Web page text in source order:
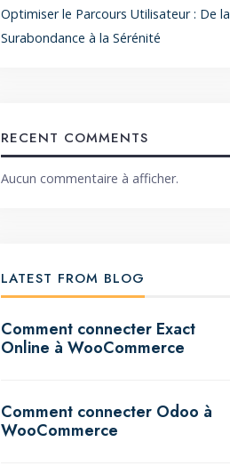
Optimiser le Parcours Utilisateur : De la
Surabondance à la Sérénité
RECENT COMMENTS
Aucun commentaire à afficher.
LATEST FROM BLOG
Comment connecter Exact
Online à WooCommerce
Comment connecter Odoo à
WooCommerce